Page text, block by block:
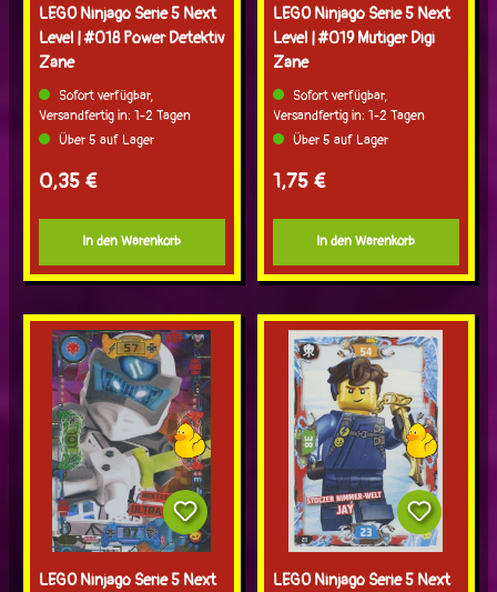
LEGO Ninjago Serie 5 Next
Level | #018 Power Detektiv
Zane
Sofort verfügbar,
Versandfertig in: 1-2 Tagen
Über 5 auf Lager
Regulärer Preis:
0,35 €
In den Warenkorb
LEGO Ninjago Serie 5 Next
Level | #019 Mutiger Digi
Zane
Sofort verfügbar,
Versandfertig in: 1-2 Tagen
Über 5 auf Lager
Regulärer Preis:
1,75 €
In den Warenkorb
LEGO Ninjago Serie 5 Next
LEGO Ninjago Serie 5 Next